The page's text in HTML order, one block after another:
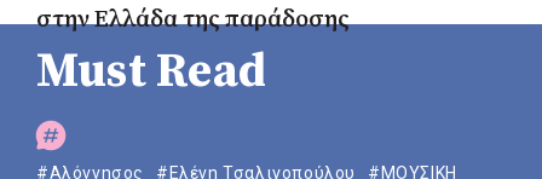
στην Ελλάδα της παράδοσης
Must Read
#Αλόννησος #Ελένη Τσαλιγοπούλου
#ΜΟΥΣΙΚΗ